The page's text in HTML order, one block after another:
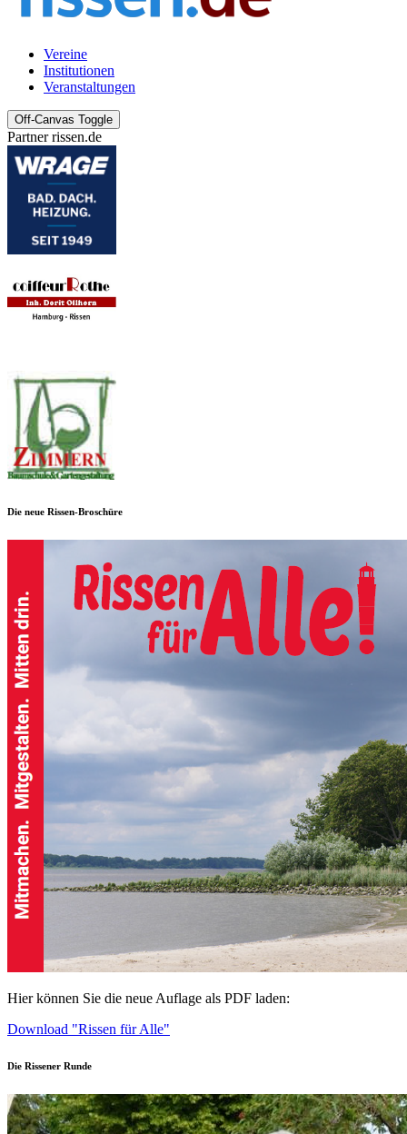
Vereine
Institutionen
Veranstaltungen
Off-Canvas Toggle
Partner rissen.de
Die neue Rissen-Broschüre
Hier können Sie die neue Auflage als PDF laden:
Download "Rissen für Alle"
Die Rissener Runde